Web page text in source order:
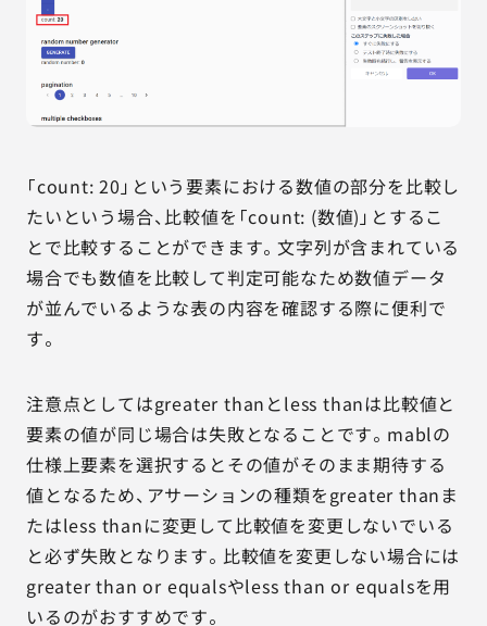
「count: 20」という要素における数値の部分を比較し
たいという場合、比較値を「count: (数値)」とするこ
とで比較することができます。文字列が含まれている
場合でも数値を比較して判定可能なため数値データ
が並んでいるような表の内容を確認する際に便利で
す。
注意点としてはgreater thanとless thanは比較値と
要素の値が同じ場合は失敗となることです。mablの
仕様上要素を選択するとその値がそのまま期待する
値となるため、アサーションの種類をgreater thanま
たはless thanに変更して比較値を変更しないでいる
と必ず失敗となります。比較値を変更しない場合には
greater than or equalsやless than or equalsを用
いるのがおすすめです。